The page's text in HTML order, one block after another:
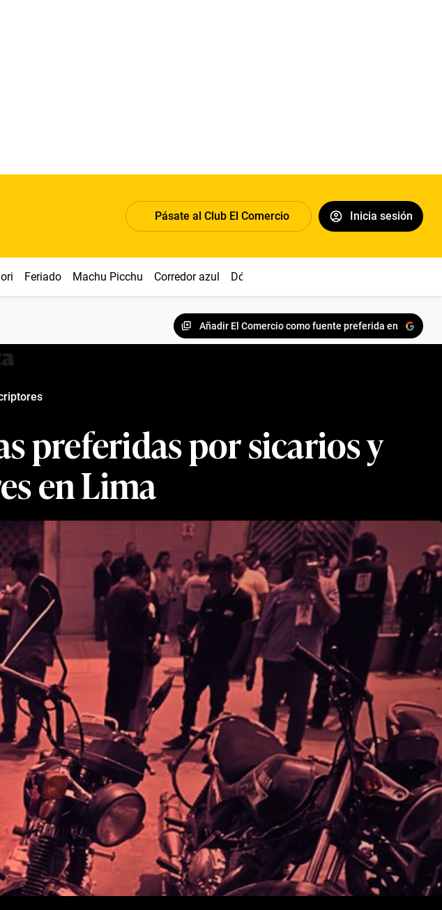
Pásate al Club El Comercio Inicia sesión
Feriado Machu Picchu Corredor azul Dólar
Añadir El Comercio como fuente preferida en
preferidas por sicarios y
en Lima